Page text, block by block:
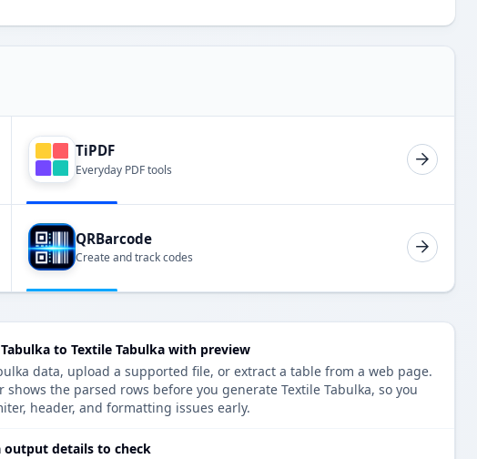
TiPDF
Everyday PDF tools
QRBarcode
Create and track codes
to Textile Tabulka with preview
data, upload a supported file, or extract a table from a web page.
shows the parsed rows before you generate Textile Tabulka, so you
header, and formatting issues early.
output details to check